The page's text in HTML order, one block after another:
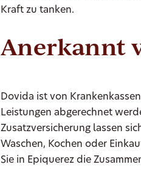
Kraft zu tanken.
Anerkannt
Dovida ist von
Leistungen abgerechnet
Zusatzversicherung lassen
Waschen, Kochen oder
Sie in Epiquerez die